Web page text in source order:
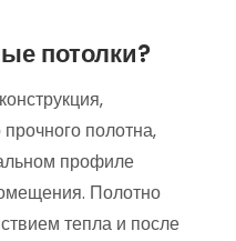
потолки?
полотна‚
профиле
Полотно
тепла и после